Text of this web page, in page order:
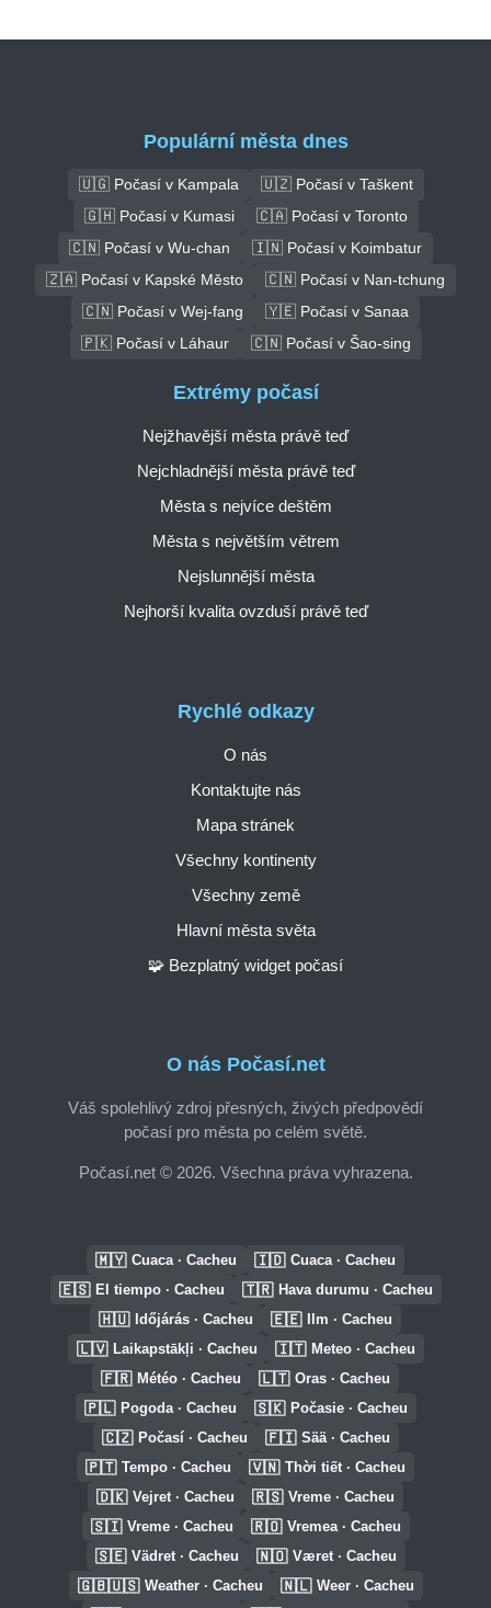
Populární města dnes
🇺🇬 Počasí v Kampala
🇺🇿 Počasí v Taškent
🇬🇭 Počasí v Kumasi
🇨🇦 Počasí v Toronto
🇨🇳 Počasí v Wu-chan
🇮🇳 Počasí v Koimbatur
🇿🇦 Počasí v Kapské Město
🇨🇳 Počasí v Nan-tchung
🇨🇳 Počasí v Wej-fang
🇾🇪 Počasí v Sanaa
🇵🇰 Počasí v Láhaur
🇨🇳 Počasí v Šao-sing
O nás Počasí.net
Váš spolehlivý zdroj přesných, živých předpovědí
počasí pro města po celém světě.
Počasí.net © 2026. Všechna práva vyhrazena.
Rychlé odkazy
O nás
Kontaktujte nás
Mapa stránek
Všechny kontinenty
Všechny země
Hlavní města světa
🧩 Bezplatný widget počasí
Extrémy počasí
Nejžhavější města právě teď
Nejchladnější města právě teď
Města s nejvíce deštěm
Města s největším větrem
Nejslunnější města
Nejhorší kvalita ovzduší právě teď
🇲🇾 Cuaca · Cacheu 🇮🇩 Cuaca · Cacheu
🇪🇸 El tiempo · Cacheu 🇹🇷 Hava durumu · Cacheu
🇭🇺 Időjárás · Cacheu 🇪🇪 Ilm · Cacheu
🇱🇻 Laikapstākļi · Cacheu 🇮🇹 Meteo · Cacheu
🇫🇷 Météo · Cacheu 🇱🇹 Oras · Cacheu
🇵🇱 Pogoda · Cacheu 🇸🇰 Počasie · Cacheu
🇨🇿 Počasí · Cacheu 🇫🇮 Sää · Cacheu
🇵🇹 Tempo · Cacheu 🇻🇳 Thời tiết · Cacheu
🇩🇰 Vejret · Cacheu 🇷🇸 Vreme · Cacheu
🇸🇮 Vreme · Cacheu 🇷🇴 Vremea · Cacheu
🇸🇪 Vädret · Cacheu 🇳🇴 Været · Cacheu
🇬🇧🇺🇸 Weather · Cacheu 🇳🇱 Weer · Cacheu